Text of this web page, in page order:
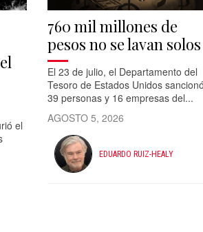
el
760 mil millones de
pesos no se lavan solos
El 23 de julio, el Departamento del
Tesoro de Estados Unidos
39 personas y 16 empresas del...
AGOSTO 5, 2026
EDUARDO RUIZ-HEALY